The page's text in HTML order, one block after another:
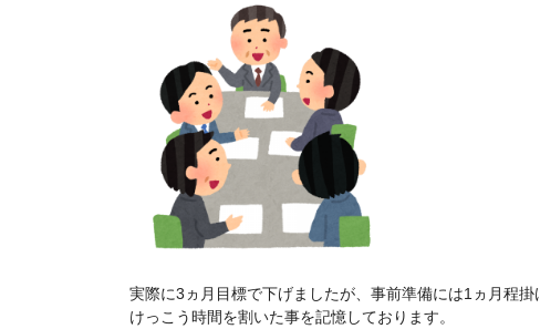
実際に3ヵ月目標で下げましたが、事前準備には1ヵ月程掛
けっこう時間を割いた事を記憶しております。